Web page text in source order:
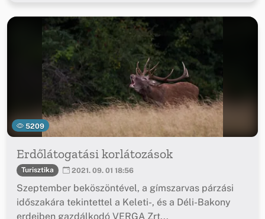
5209
Erdőlátogatási korlátozások
Turisztika 2021. 09. 01 18:56
Szeptember beköszöntével, a gímszarvas párzási
időszakára tekintettel a Keleti-, és a Déli-Bakony
erdeiben gazdálkodó VERGA Zrt...